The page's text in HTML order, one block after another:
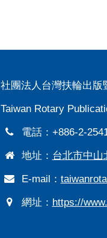
社團法人台灣扶輪出版
Taiwan Rotary
電話：+886-2-
地址： 台北市中山
E-mail：
網址： https://